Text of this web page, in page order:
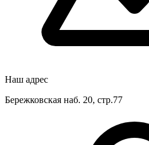
Наш адрес
Бережковская наб. 20, стр.77